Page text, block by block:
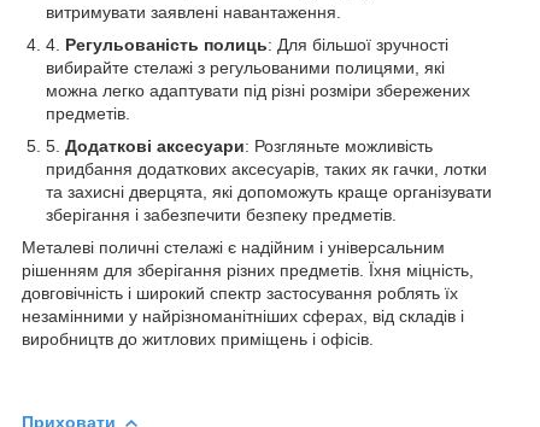
витримувати заявлені навантаження.
Регульованість полиць: Для більшої зручності
вибирайте стелажі з регульованими полицями, які
можна легко адаптувати під різні розміри збережених
предметів.
Додаткові аксесуари: Розгляньте можливість
придбання додаткових аксесуарів, таких як гачки, лотки
та захисні дверцята, які допоможуть краще організувати
зберігання і забезпечити безпеку предметів.
Металеві поличні стелажі є надійним і універсальним
рішенням для зберігання різних предметів. Їхня міцність,
довговічність і широкий спектр застосування роблять їх
незамінними у найрізноманітніших сферах, від складів і
виробництв до житлових приміщень і офісів.
Приховати